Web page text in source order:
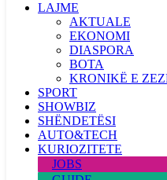
LAJME
AKTUALE
EKONOMI
DIASPORA
BOTA
KRONIKË E
SPORT
SHOWBIZ
SHËNDETËSI
AUTO&TECH
KURIOZITETE
JOBS